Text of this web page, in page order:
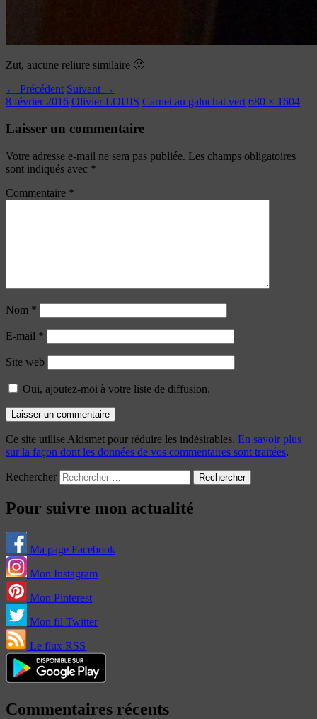
Zut, aucune reliure similaire 🙁
← Précédent Suivant →
8 février 2016 Olivier LOUIS Carnet au galuchat vert 680 × 1604
Laisser un commentaire
Votre adresse e-mail ne sera pas publiée. Les champs obligatoires
sont indiqués avec *
Commentaire *
Nom *
E-mail *
Site web
Oui, ajoutez-moi à votre liste de diffusion.
Ce site utilise Akismet pour réduire les indésirables. En savoir plus
sur la façon dont les données de vos commentaires sont traitées.
Rechercher
Pour suivre mon actualité
Ma page Facebook
Mon Instagram
Mon Pinterest
Mon fil Twitter
Le flux RSS
Commentaires récents